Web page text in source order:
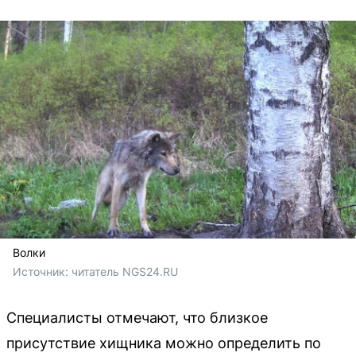
Волки
Источник: читатель NGS24.RU
Специалисты отмечают, что близкое
присутствие хищника можно определить по